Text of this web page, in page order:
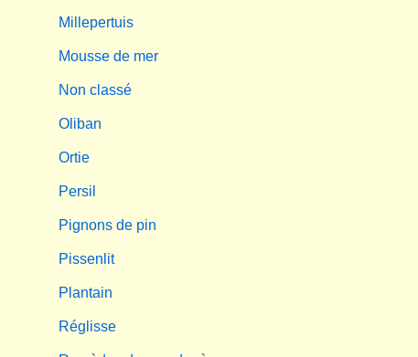
Millepertuis
Mousse de mer
Non classé
Oliban
Ortie
Persil
Pignons de pin
Pissenlit
Plantain
Réglisse